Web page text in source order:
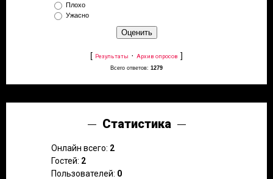
Плохо
Ужасно
[ Результаты · Архив опросов ]
Всего ответов: 1279
Статистика
Онлайн всего: 2
Гостей: 2
Пользователей: 0